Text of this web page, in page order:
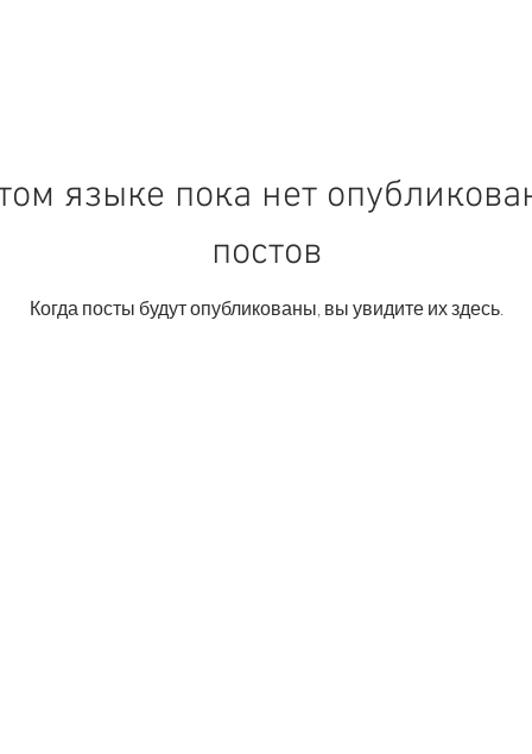
языке пока нет
постов
Когда посты будут опубликованы, вы увидите их здесь.